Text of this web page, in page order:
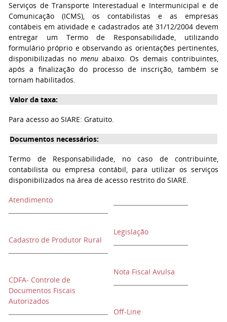
Serviços de Transporte Interestadual e Intermunicipal e de
Comunicação (ICMS), os contabilistas e as empresas
contábeis em atividade e cadastrados até 31/12/2004 devem
entregar um Termo de Responsabilidade, utilizando
formulário próprio e observando as orientações pertinentes,
disponibilizadas no menuabaixo. Os demais contribuintes,
após a finalização do processo de inscrição, também se
tornam habilitados.
Valor da taxa:
Para acesso ao SIARE: Gratuito.
Documentos necessários:
Termo de Responsabilidade, no caso de contribuinte,
contabilista ou empresa contábil, para utilizar os serviços
disponibilizados na área de acesso restrito do SIARE.
Atendimento
Cadastro de Produtor Rural
CDFA- Controle de
Documentos Fiscais
Autorizados
Legislação
Nota Fiscal Avulsa
Off-Line